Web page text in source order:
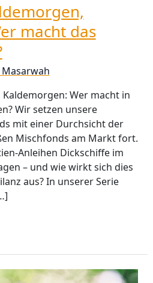
macht das
Masarwah
Kaldemorgen: Wer macht in
Wir setzen unsere
mit einer Durchsicht der
Mischfonds am Markt fort.
Anleihen Dickschiffe im
– und wie wirkt sich dies
aus? In unserer Serie